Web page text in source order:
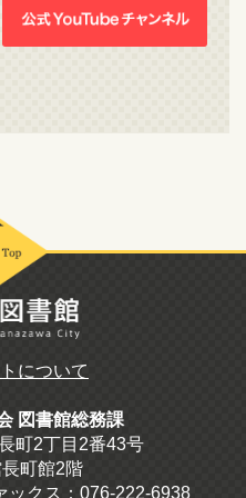
について
図書館総務課
町2丁目2番43号
町館2階
ックス：076-222-6938